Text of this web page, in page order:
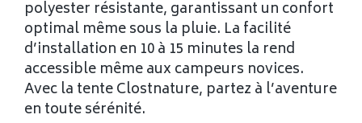
polyester résistante, garantissant un confort
optimal même sous la pluie. La facilité
d’installation en 10 à 15 minutes la rend
accessible même aux campeurs novices.
Avec la tente Clostnature, partez à l’aventure
en toute sérénité.